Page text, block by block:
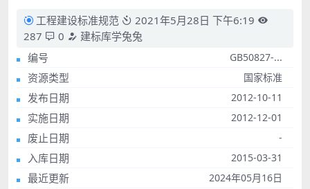
工程建设标准规范
2021年5月28日 下午6:19
287
0
建标库学兔兔
编号
GB50827-...
资源类型 国家标准
发布日期 2012-10-11
实施日期 2012-12-01
废止日期 -
入库日期 2015-03-31
最近更新 2024年05月16日